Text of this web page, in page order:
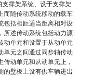
撑架系统、设于支撑架
而随传动系统移动的载车
包括相距适当距离相对设
所述传动系统包括动力源
动单元和设置于从动单元
单元之间通过同步轴传动
动单元和从动单元上，
的壁板上设有供车辆进出